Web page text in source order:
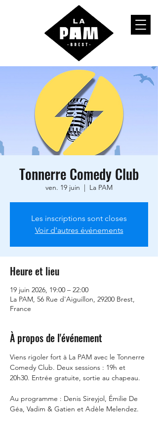
Tonnerre Comedy Club
ven. 19 juin
  |
La PAM
Les inscriptions sont closes
Voir d'autres événements
Heure et lieu
19 juin 2026, 19:00 – 22:00
La PAM, 56 Rue d'Aiguillon, 29200 Brest,
France
À propos de l'événement
Viens rigoler fort à La PAM avec le Tonnerre
Comedy Club. Deux sessions : 19h et
20h30. Entrée gratuite, sortie au chapeau.
Au programme : Denis Sireyjol, Émilie De
Géa, Vadim & Gatien et Adèle Melendez.